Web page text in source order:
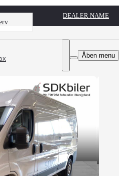
DEALER NAME
Åben menu